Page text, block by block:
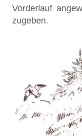
Vorderlauf
zugeben.